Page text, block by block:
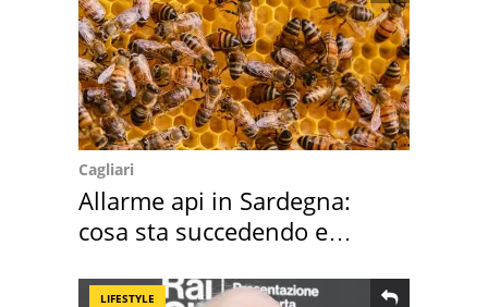
Cagliari
Allarme api in Sardegna:
cosa sta succedendo e
LIFESTYLE